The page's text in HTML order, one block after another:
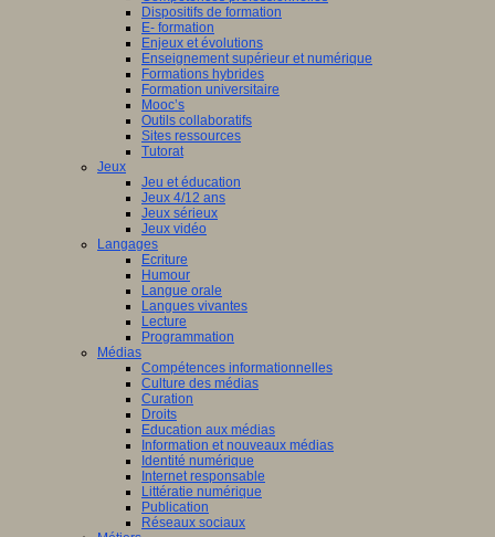
Dispositifs de formation
E- formation
Enjeux et évolutions
Enseignement supérieur et numérique
Formations hybrides
Formation universitaire
Mooc’s
Outils collaboratifs
Sites ressources
Tutorat
Jeux
Jeu et éducation
Jeux 4/12 ans
Jeux sérieux
Jeux vidéo
Langages
Ecriture
Humour
Langue orale
Langues vivantes
Lecture
Programmation
Médias
Compétences informationnelles
Culture des médias
Curation
Droits
Education aux médias
Information et nouveaux médias
Identité numérique
Internet responsable
Littératie numérique
Publication
Réseaux sociaux